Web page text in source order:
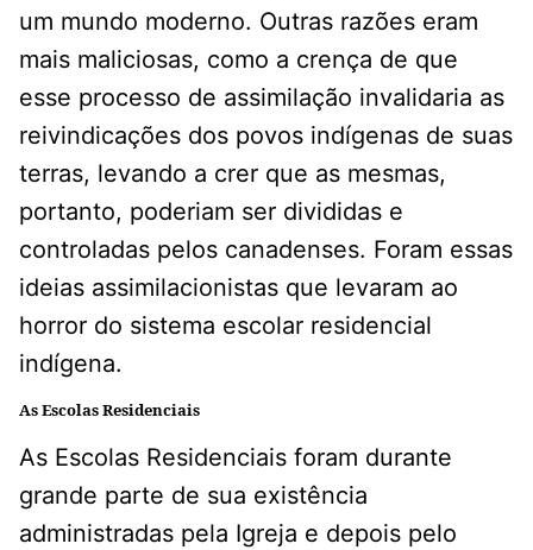
um mundo moderno. Outras razões eram
mais maliciosas, como a crença de que
esse processo de assimilação invalidaria as
reivindicações dos povos indígenas de suas
terras, levando a crer que as mesmas,
portanto, poderiam ser divididas e
controladas pelos canadenses. Foram essas
ideias assimilacionistas que levaram ao
horror do sistema escolar residencial
indígena.
As Escolas Residenciais
As Escolas Residenciais foram durante
grande parte de sua existência
administradas pela Igreja e depois pelo